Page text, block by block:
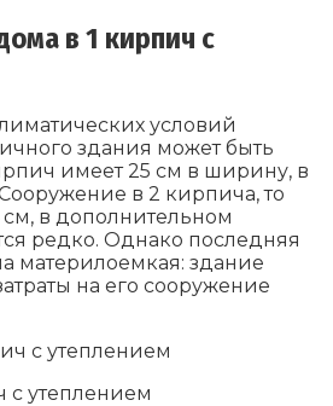
в 1 кирпич с
условий
здания может быть
имеет 25 см в ширину, в
в 2 кирпича, то
в дополнительном
редко. Однако последняя
материлоемкая: здание
на его сооружение
утеплением